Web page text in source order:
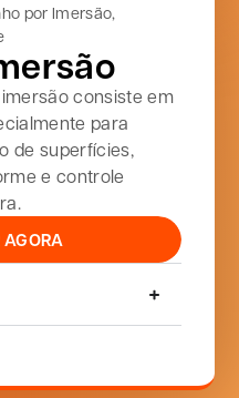
por Imersão,
consiste em
para
de superfícies,
e controle
AGORA